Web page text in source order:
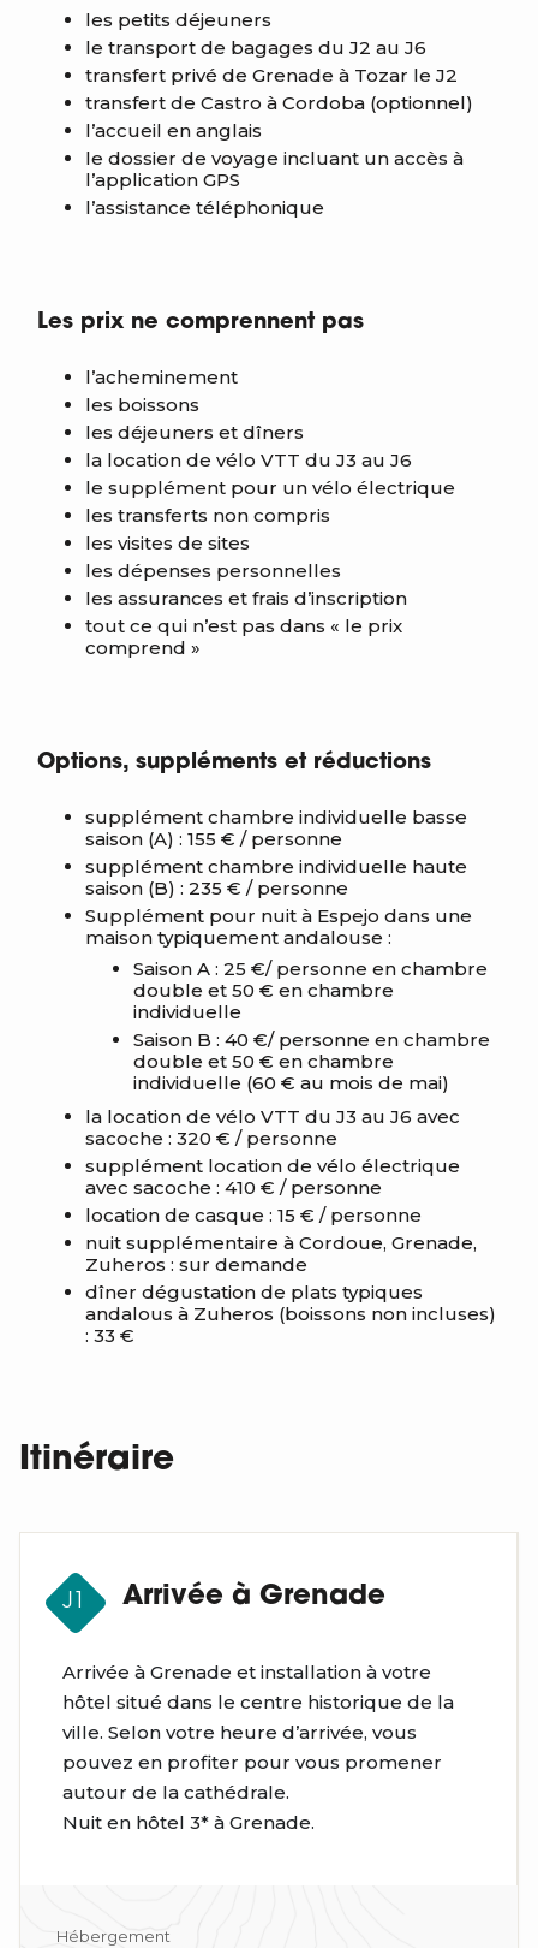
les petits déjeuners
le transport de bagages du J2 au J6
transfert privé de Grenade à Tozar le J2
transfert de Castro à Cordoba (optionnel)
l’accueil en anglais
le dossier de voyage incluant un accès à
l’application GPS
l’assistance téléphonique
Les prix ne comprennent pas
l’acheminement
les boissons
les déjeuners et dîners
la location de vélo VTT du J3 au J6
le supplément pour un vélo électrique
les transferts non compris
les visites de sites
les dépenses personnelles
les assurances et frais d’inscription
tout ce qui n’est pas dans « le prix
comprend »
Options, suppléments et réductions
supplément chambre individuelle basse
saison (A) : 155 € / personne
supplément chambre individuelle haute
saison (B) : 235 € / personne
Supplément pour nuit à Espejo dans une
maison typiquement andalouse :
Saison A : 25 €/ personne en chambre
double et 50 € en chambre
individuelle
Saison B : 40 €/ personne en chambre
double et 50 € en chambre
individuelle (60 € au mois de mai)
la location de vélo VTT du J3 au J6 avec
sacoche : 320 € / personne
supplément location de vélo électrique
avec sacoche : 410 € / personne
location de casque : 15 € / personne
nuit supplémentaire à Cordoue, Grenade,
Zuheros : sur demande
dîner dégustation de plats typiques
andalous à Zuheros (boissons non incluses)
: 33 €
Itinéraire
J1 Arrivée à Grenade
Arrivée à Grenade et installation à votre
hôtel situé dans le centre historique de la
ville. Selon votre heure d’arrivée, vous
pouvez en profiter pour vous promener
autour de la cathédrale.
Nuit en hôtel 3* à Grenade.
Hébergement